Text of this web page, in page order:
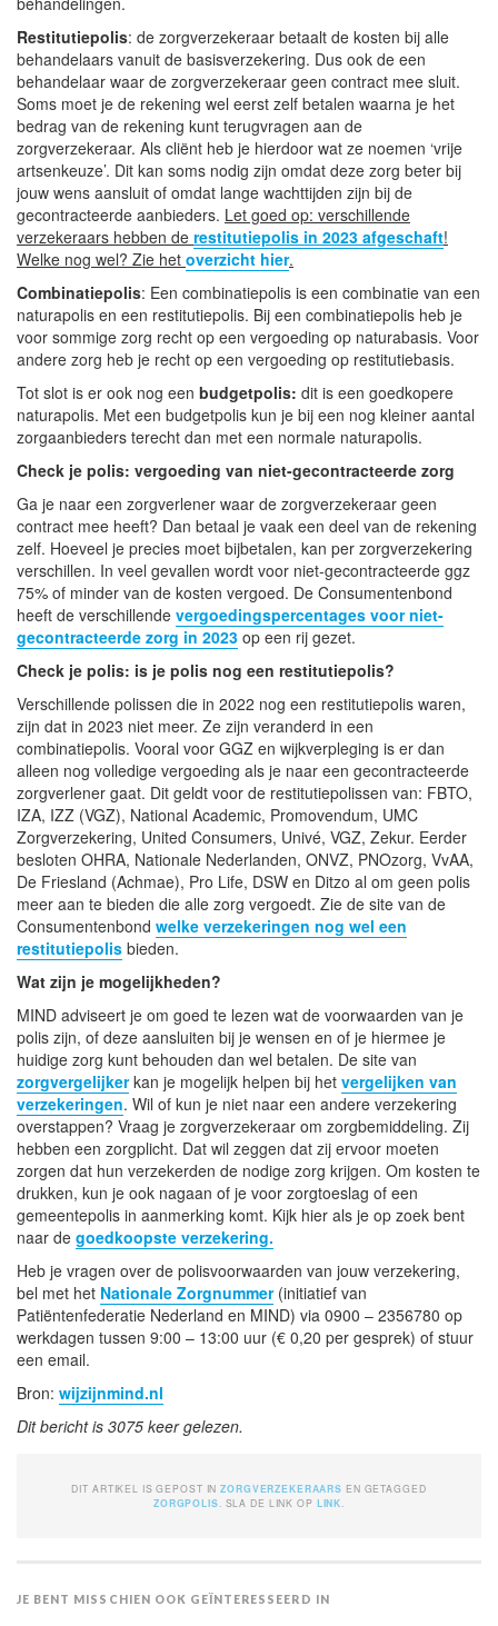
Restitutiepolis: de zorgverzekeraar betaalt de kosten bij alle
behandelaars vanuit de basisverzekering. Dus ook de een
behandelaar waar de zorgverzekeraar geen contract mee sluit.
Soms moet je de rekening wel eerst zelf betalen waarna je het
bedrag van de rekening kunt terugvragen aan de
zorgverzekeraar. Als cliënt heb je hierdoor wat ze noemen ‘vrije
artsenkeuze’. Dit kan soms nodig zijn omdat deze zorg beter bij
jouw wens aansluit of omdat lange wachttijden zijn bij de
gecontracteerde aanbieders. Let goed op: verschillende
verzekeraars hebben de restitutiepolis in 2023 afgeschaft!
Welke nog wel? Zie het overzicht hier.
Combinatiepolis: Een combinatiepolis is een combinatie van een
naturapolis en een restitutiepolis. Bij een combinatiepolis heb je
voor sommige zorg recht op een vergoeding op naturabasis. Voor
andere zorg heb je recht op een vergoeding op restitutiebasis.
Tot slot is er ook nog een budgetpolis: dit is een goedkopere
naturapolis. Met een budgetpolis kun je bij een nog kleiner aantal
zorgaanbieders terecht dan met een normale naturapolis.
Check je polis: vergoeding van niet-gecontracteerde zorg
Ga je naar een zorgverlener waar de zorgverzekeraar geen
contract mee heeft? Dan betaal je vaak een deel van de rekening
zelf. Hoeveel je precies moet bijbetalen, kan per zorgverzekering
verschillen. In veel gevallen wordt voor niet-gecontracteerde ggz
75% of minder van de kosten vergoed. De Consumentenbond
heeft de verschillende vergoedingspercentages voor niet-
gecontracteerde zorg in 2023 op een rij gezet.
Check je polis: is je polis nog een restitutiepolis?
Verschillende polissen die in 2022 nog een restitutiepolis waren,
zijn dat in 2023 niet meer. Ze zijn veranderd in een
combinatiepolis. Vooral voor GGZ en wijkverpleging is er dan
alleen nog volledige vergoeding als je naar een gecontracteerde
zorgverlener gaat. Dit geldt voor de restitutiepolissen van: FBTO,
IZA, IZZ (VGZ), National Academic, Promovendum, UMC
Zorgverzekering, United Consumers, Univé, VGZ, Zekur. Eerder
besloten OHRA, Nationale Nederlanden, ONVZ, PNOzorg, VvAA,
De Friesland (Achmae), Pro Life, DSW en Ditzo al om geen polis
meer aan te bieden die alle zorg vergoedt. Zie de site van de
Consumentenbond welke verzekeringen nog wel een
restitutiepolis bieden.
Wat zijn je mogelijkheden?
MIND adviseert je om goed te lezen wat de voorwaarden van je
polis zijn, of deze aansluiten bij je wensen en of je hiermee je
huidige zorg kunt behouden dan wel betalen. De site van
zorgvergelijkerkan je mogelijk helpen bij het vergelijken van
verzekeringen. Wil of kun je niet naar een andere verzekering
overstappen? Vraag je zorgverzekeraar om zorgbemiddeling. Zij
hebben een zorgplicht. Dat wil zeggen dat zij ervoor moeten
zorgen dat hun verzekerden de nodige zorg krijgen. Om kosten te
drukken, kun je ook nagaan of je voor zorgtoeslag of een
gemeentepolis in aanmerking komt. Kijk hier als je op zoek bent
naar de goedkoopste verzekering.
Heb je vragen over de polisvoorwaarden van jouw verzekering,
bel met het Nationale Zorgnummer(initiatief van
Patiëntenfederatie Nederland en MIND) via 0900 – 2356780 op
werkdagen tussen 9:00 – 13:00 uur (€ 0,20 per gesprek) of stuur
een email.
Bron: wijzijnmind.nl
Dit bericht is 3075 keer gelezen.
DIT ARTIKEL IS GEPOST INZORGVERZEKERAARS EN GETAGGED
ZORGPOLIS . SLA DE LINK OP LINK
JE BENT MISSCHIEN OOK GEÏNTERESSEERD IN